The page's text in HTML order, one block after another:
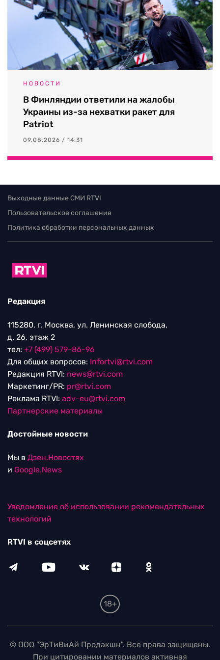
НОВОСТИ
В Финляндии ответили на жалобы
Украины из-за нехватки ракет для
Patriot
09.08.2026 / 14:31
Выходные данные СМИ RTVI
Пользовательское соглашение
Политика обработки персональных данных
Редакция
115280, г. Москва, ул. Ленинская слобода,
д. 26, этаж 2
тел: +7 (499) 579-86-96
Для общих вопросов: Infortvi@rtvi.com
Редакция RTVI: news@rtvi.com
Маркетинг/PR: pr@rtvi.com
Реклама RTVI: adv-eu@rtvi.com
Партнерские материалы
Достойные новости
Мы в Дзен.Новостях
и Google.News
Уведомление об использовании рекомендательных
технологий
RTVI в соцсетях
18+
© ООО "ЭрТиВиАй Продакшн". Все права защищены.
При цитировании материалов активная